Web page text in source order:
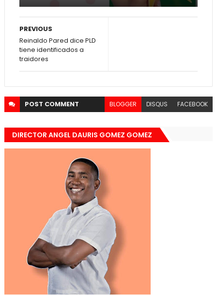
PREVIOUS
Reinaldo Pared dice PLD
tiene identificados a
traidores
POST COMMENT BLOGGER DISQUS FACEBOOK
DIRECTOR ANGEL DAURIS GOMEZ GOMEZ